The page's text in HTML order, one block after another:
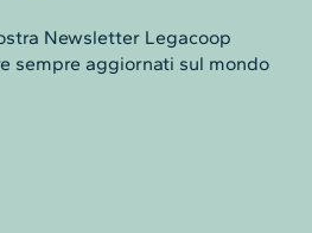
Newsletter Legacoop
sempre aggiornati sul mondo